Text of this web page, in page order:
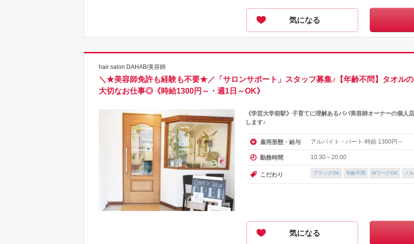
気になる
hair salon DAHAB/美容師
＼★美容師免許も経験も不要★／「サロンサポート」スタッフ募集♪【年齢不問】タオル
大切なお仕事◎《時給1300円～・週1日～OK》
《学芸大学前駅》子育てに理解あるパパ美容師オーナーの個
します♪
雇用形態・給与 アルバイト・パート-時給 1300円～
勤務時間 10:30～20:00
こだわり ブランクOK 年齢不問 WワークOK ノ
気になる